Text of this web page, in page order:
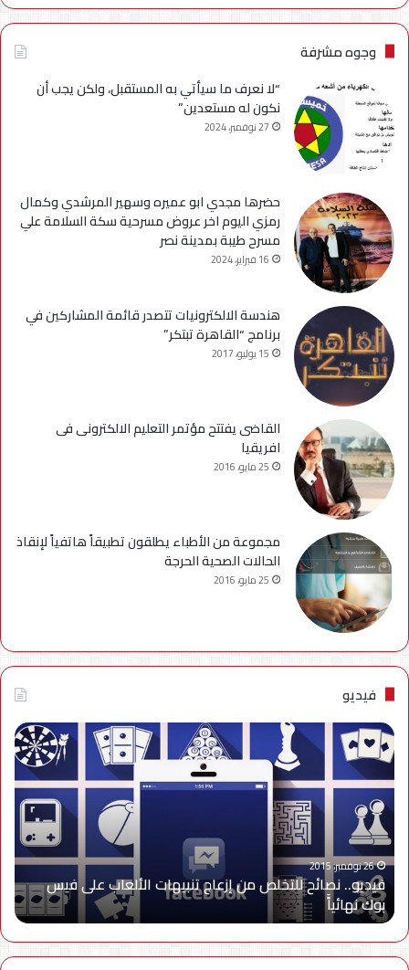
وجوه مشرفة
“لا نعرف ما سيأتي به المستقبل، ولكن يجب أن
نكون له مستعدين”
27 نوفمبر، 2024
حضرها مجدي ابو عميره وسهير المرشدي وكمال
رمزي اليوم اخر عروض مسرحية سكة السلامة علي
مسرح طيبة بمدينة نصر
16 فبراير، 2024
هندسة الالكترونيات تتصدر قائمة المشاركين في
برنامج “القاهرة تبتكر”
15 يوليو، 2017
القاضى يفتتح مؤتمر التعليم الالكترونى فى
افريقيا
25 مايو، 2016
مجموعة من الأطباء يطلقون تطبيقاً هاتفياً لإنقاذ
الحالات الصحية الحرجة
25 مايو، 2016
فيديو
فيديو..
نصائح
للتخلص
من
إزعاج
تنبيهات
الألعاب
على
فيس
بوك
نهائياًَ
26 نوفمبر، 2015
فيديو.. نصائح للتخلص من إزعاج تنبيهات الألعاب على فيس
بوك نهائياًَ